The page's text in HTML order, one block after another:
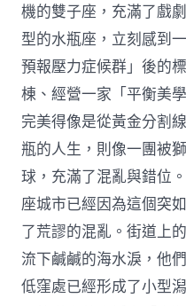
機的雙子座，充滿了戲
型的水瓶座，立刻感到
預報壓力症候群」後的
棟、經營一家「平衡美
完美得像是從黃金分割
瓶的人生，則像一團被
球，充滿了混亂與錯位
座城市已經因為這個突
了荒謬的混亂。街道上
流下鹹鹹的海水淚，他
低窪處已經形成了小型